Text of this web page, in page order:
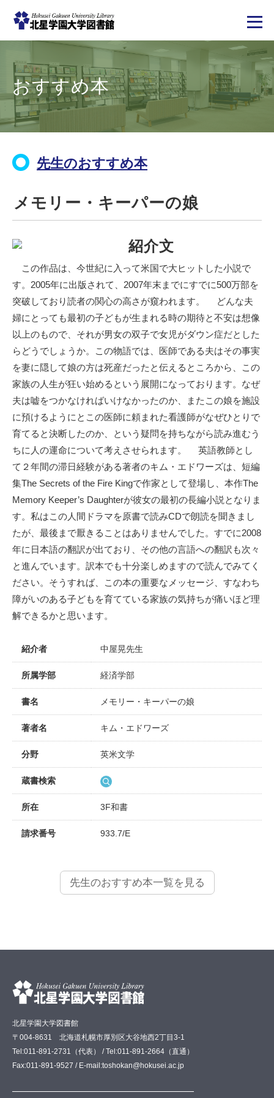
テ
ン
に
移
おすすめ本
先生のおすすめ本
メモリー・キーパーの娘
紹介文
この作品は、今世紀に入って米国で大ヒットした小説で
す。2005年に出版されて、2007年末までにすでに500万部を
突破しており読者の関心の高さが窺われます。 どんな夫
婦にとっても最初の子どもが生まれる時の期待と不安は想像
以上のもので、それが男女の双子で女児がダウン症だとした
らどうでしょうか。この物語では、医師である夫はその事実
を妻に隠して娘の方は死産だったと伝えるところから、この
家族の人生が狂い始めるという展開になっております。なぜ
夫は嘘をつかなければいけなかったのか、またこの娘を施設
に預けるようにとこの医師に頼まれた看護師がなぜひとりで
育てると決断したのか、という疑問を持ちながら読み進むう
ちに人の運命について考えさせられます。 英語教師とし
て２年間の滞日経験がある著者のキム・エドワーズは、短編
集The Secrets of the Fire Kingで作家として登場し、本作The
Memory Keeper’s Daughterが彼女の最初の長編小説となりま
す。私はこの人間ドラマを原書で読みCDで朗読を聞きまし
たが、最後まで厭きることはありませんでした。すでに2008
年に日本語の翻訳が出ており、その他の言語への翻訳も次々
と進んでいます。訳本でも十分楽しめますので読んでみてく
ださい。そうすれば、この本の重要なメッセージ、すなわち
障がいのある子どもを育てている家族の気持ちが痛いほど理
解できるかと思います。
紹介者 中屋晃先生
所属学部 経済学部
書名 メモリー・キーパーの娘
著者名 キム・エドワーズ
分野 英米文学
蔵書検索
所在 3F和書
請求番号 933.7/E
先生のおすすめ本一覧を見る
北星学園大学図書館
〒004-8631 北海道札幌市厚別区大谷地西2丁目3-1
Tel:011-891-2731（代表） / Tel:011-891-2664（直通）
Fax:011-891-9527 / E-mail:toshokan@hokusei.ac.jp